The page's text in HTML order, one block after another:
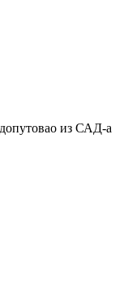
из САД-а